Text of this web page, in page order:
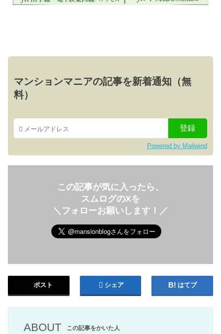
マンションマニアの記事を新着通知（無
料）
Powered by Mailwind
この記事が気に入ったら、
スムログのXを
＼フォローお願いします！／
ポスト シェア はてブ
ABOUT この記事をかいた人